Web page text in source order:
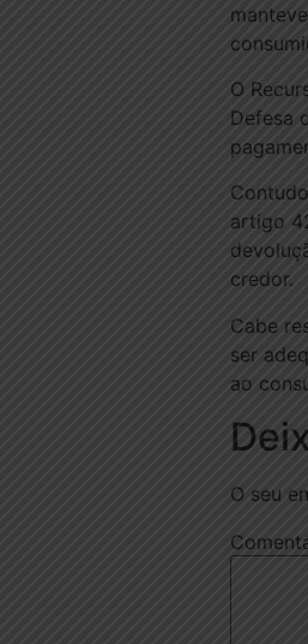
O
Defesa
artigo
credor.
Cabe
ser
ao
O seu